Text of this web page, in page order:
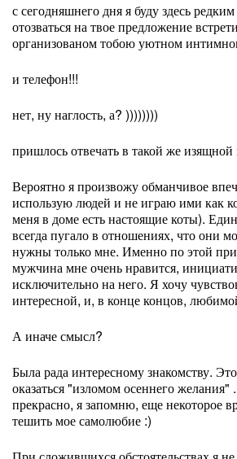
с сегодняшнего дня я буду здесь
отозваться на твое предложение
организованом тобою уютном
и телефон!!!
нет, ну наглость, а? ))))))))
пришлось отвечать в такой же изящной
Вероятно я произвожу обманчивое
использую людей и не играю ими как
меня в доме есть настоящие коты).
всегда пугало в отношениях, что они
нужны только мне. Именно по этой
мужчина мне очень нравится,
исключительно на него. Я хочу
интересной, и, в конце концов,
А иначе смысл?
Была рада интересному знакомству.
оказаться "изломом осеннего желания"
прекрасно, я запомню, еще некоторое
тешить мое самолюбие :)